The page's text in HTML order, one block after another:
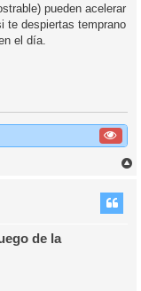
pueden acelerar
te despiertas temprano
el día.
de la